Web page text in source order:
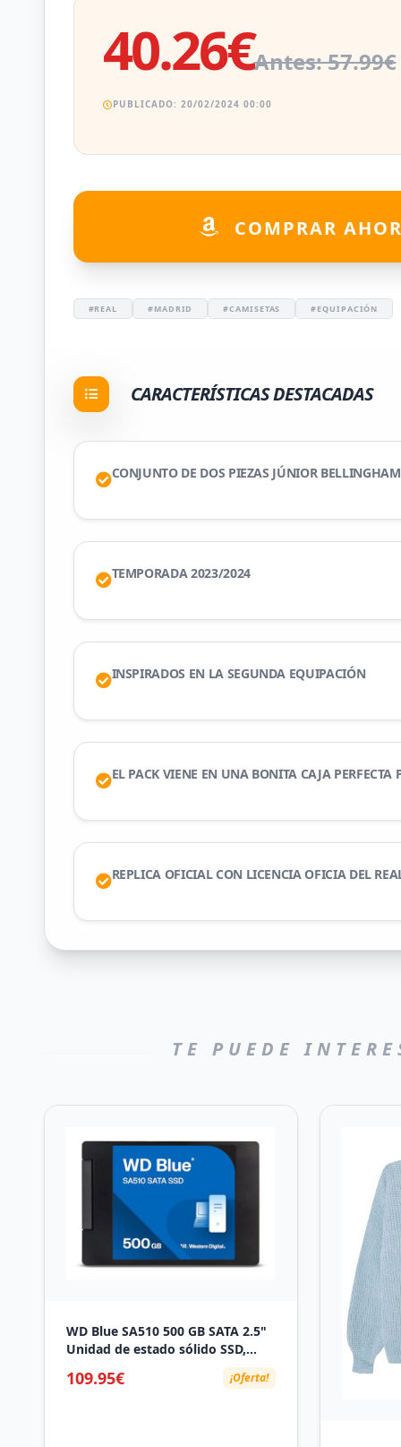
40.26€Antes: 57.99€
PUBLICADO: 20/02/2024 00:00
COMPRAR
#REAL #MADRID #CAMISETAS #EQUIPACIÓN
CARACTERÍSTICAS DESTACADAS
CONJUNTO DE DOS PIEZAS JÚNIOR
TEMPORADA 2023/2024
INSPIRADOS EN LA SEGUNDA EQUIPACIÓN
EL PACK VIENE EN UNA BONITA CAJA PERFECTA
REPLICA OFICIAL CON LICENCIA OFICIA DEL
TE PUEDE
WD Blue SA510 500 GB SATA 2.5"
Unidad de estado sólido SSD,
Velocidades de lectura de hasta
560 MB/s, 2.5" SATA SSD, Acronis
109.95€ ¡Oferta!